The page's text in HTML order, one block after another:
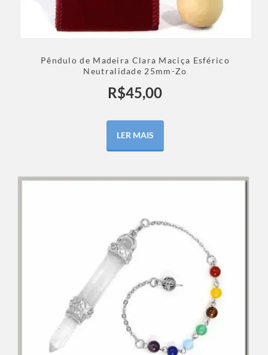
Pêndulo de Madeira Clara Maciça Esférico
Neutralidade 25mm-Zo
R$45,00
LER MAIS